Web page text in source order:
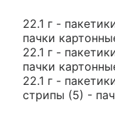
22.1 г -
пачки
22.1 г -
пачки
22.1 г -
стрипы (5) -